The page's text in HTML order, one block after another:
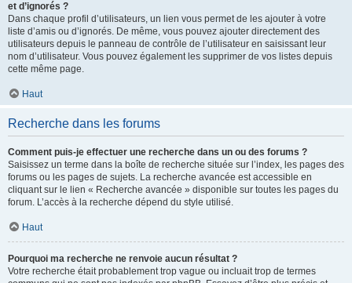
et d’ignorés ?
Dans chaque profil d’utilisateurs, un lien vous permet de les ajouter à votre
liste d’amis ou d’ignorés. De même, vous pouvez ajouter directement des
utilisateurs depuis le panneau de contrôle de l’utilisateur en saisissant leur
nom d’utilisateur. Vous pouvez également les supprimer de vos listes depuis
cette même page.
Haut
Recherche dans les forums
Comment puis-je effectuer une recherche dans un ou des forums ?
Saisissez un terme dans la boîte de recherche située sur l’index, les pages des
forums ou les pages de sujets. La recherche avancée est accessible en
cliquant sur le lien « Recherche avancée » disponible sur toutes les pages du
forum. L’accès à la recherche dépend du style utilisé.
Haut
Pourquoi ma recherche ne renvoie aucun résultat ?
Votre recherche était probablement trop vague ou incluait trop de termes